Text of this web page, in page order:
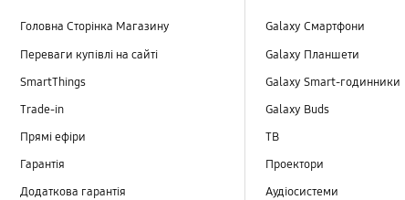
Головна Сторінка Магазину
Переваги купівлі на сайті
SmartThings
Trade-in
Прямі ефіри
Гарантія
Додаткова гарантія
Galaxy Смартфони
Galaxy Планшети
Galaxy Smart-годинники
Galaxy Buds
TB
Проектори
Аудіосистеми